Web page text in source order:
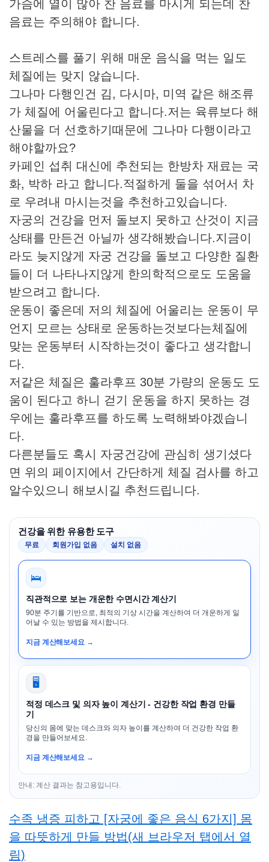
가슴에 열이 많아 찬 음료를 마시게 되는데 찬
음료는 주의해야 합니다.
스트레스를 풀기 위해 매운 음식을 먹는 일도
체질에는 맞지 않습니다.
그나마 다행인건 김, 다시마, 미역 같은 해조류
가 체질에 어울린다고 합니다.저는 육류보다 해
산물을 더 선호하기때문에 그나마 다행이라고
해야할까요?
카페인 섭취 대신에 추천되는 한방차 재료는 국
화, 박하 라고 합니다.적절하게 둘을 섞어서 차
로 우려내 마시는것을 추천하고있습니다.
자궁의 건강을 먼저 돌보지 못하고 산것이 지금
상태를 만든건 아닐까 생각해봤습니다.지금이
라도 늦지않게 자궁 건강을 돌보고 다양한 질환
들이 더 나타나지않게 한의학적으로도 도움을
받으려고 합니다.
운동이 좋은데 저의 체질에 어울리는 운동이 무
언지 모르는 상태로 운동하는것보다는체질에
맞는 운동부터 시작하는것이 좋다고 생각합니
다.
저같은 체질은 훌라후프 30분 가량의 운동도 도
움이 된다고 하니 걷기 운동을 하지 못하는 경
우에는 훌라후프를 하도록 노력해봐야겠습니
다.
다른분들도 혹시 자궁건강에 관심히 생기셨다
면 위의 페이지에서 간단하게 체질 검사를 하고
알수있으니 해보시길 추천드립니다.
건강을 위한 유용한 도구
무료 회원가입 없음 설치 없음
🛌
직관적으로 보는 개운한 수면시간 계산기
90분 주기를 기반으로, 최적의 기상 시간을 계산하여 더 개운하게 일
어날 수 있는 방법을 제시합니다.
지금 계산해보세요 →
🖥️
적정 데스크 및 의자 높이 계산기 - 건강한 작업 환경 만들
기
당신의 몸에 맞는 데스크와 의자 높이를 계산하여 더 건강한 작업 환
경을 만들어보세요.
지금 계산해보세요 →
안내: 계산 결과는 참고용입니다.
수족 냉증 피하고 [자궁에 좋은 음식 6가지] 몸
을 따뜻하게 만들 방법(새 브라우저 탭에서 열
림)